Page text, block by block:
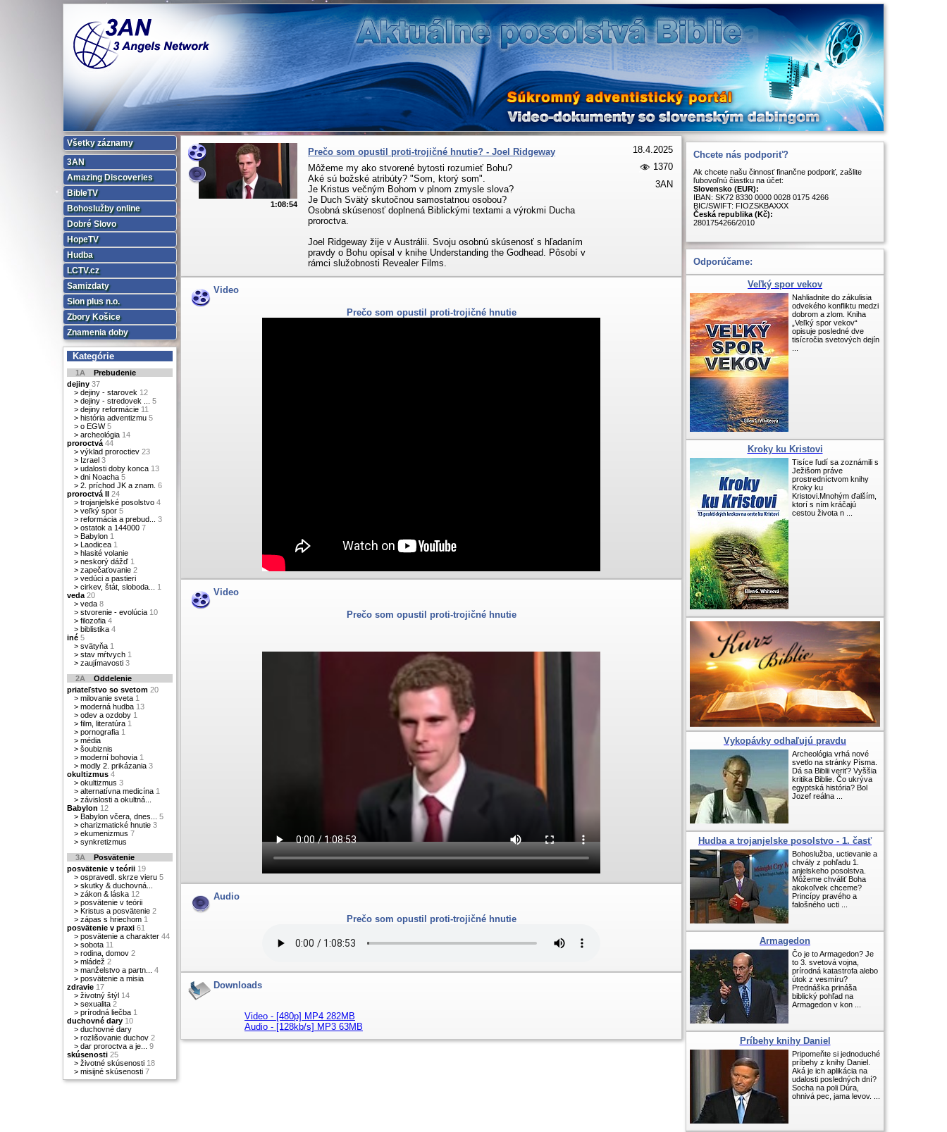
Všetky záznamy
3AN
Amazing Discoveries
BibleTV
Bohoslužby online
Dobré Slovo
HopeTV
Hudba
LCTV.cz
Samizdaty
Sion plus n.o.
Zbory Košice
Znamenia doby
Kategórie
1A Prebudenie
dejiny 37
> dejiny - starovek 12
> dejiny - stredovek ...
5
> dejiny reformácie 11
> história adventizmu 5
> o EGW 5
> archeológia 14
proroctvá 44
> výklad proroctiev 23
> Izrael 3
> udalosti doby konca 13
> dni Noacha 5
> 2. príchod JK a znam. 6
proroctvá II 24
> trojanjelské posolstvo 4
> veľký spor 5
> reformácia a prebud...
3
> ostatok a 144000 7
> Babylon 1
> Laodicea 1
> hlasité volanie
> neskorý dážď 1
> zapečaťovanie 2
> vedúci a pastieri
> cirkev, štát, sloboda...
1
veda 20
> veda 8
> stvorenie - evolúcia 10
> filozofia 4
> biblistika 4
iné 5
> svätyňa 1
> stav mŕtvych 1
> zaujímavosti 3
2A Oddelenie
priateľstvo so svetom 20
> milovanie sveta 1
> moderná hudba 13
> odev a ozdoby 1
> film, literatúra 1
> pornografia 1
> média
> šoubiznis
> moderní bohovia 1
> modly 2. prikázania 3
okultizmus 4
> okultizmus 3
> alternatívna medicína 1
> závislosti a okultná...
Babylon 12
> Babylon včera, dnes...
5
> charizmatické hnutie 3
> ekumenizmus 7
> synkretizmus
3A Posvätenie
posvätenie v teórii 19
> ospravedl. skrze vieru 5
> skutky & duchovná...
> zákon & láska 12
> posvätenie v teórii
> Kristus a posvätenie 2
> zápas s hriechom 1
posvätenie v praxi 61
> posvätenie a charakter 44
> sobota 11
> rodina, domov 2
> mládež 2
> manželstvo a partn...
4
> posvätenie a misia
zdravie 17
> životný štýl 14
> sexualita 2
> prírodná liečba 1
duchovné dary 10
> duchovné dary
> rozlišovanie duchov 2
> dar proroctva a je...
9
skúsenosti 25
> životné skúsenosti 18
> misijné skúsenosti 7
1:08:54
Prečo som opustil proti-trojičné hnutie? - Joel Ridgeway
Môžeme my ako stvorené bytosti rozumieť Bohu?
Aké sú božské atribúty? "Som, ktorý som".
Je Kristus večným Bohom v plnom zmysle slova?
Je Duch Svätý skutočnou samostatnou osobou?
Osobná skúsenosť doplnená Biblickými textami a výrokmi Ducha
proroctva.
Joel Ridgeway žije v Austrálii. Svoju osobnú skúsenosť s hľadaním
pravdy o Bohu opísal v knihe Understanding the Godhead. Pôsobí v
rámci služobnosti Revealer Films.
18.4.2025
1370
3AN
Video
Prečo som opustil proti-trojičné hnutie
Video
Prečo som opustil proti-trojičné hnutie
Audio
Prečo som opustil proti-trojičné hnutie
Downloads
Video - [480p] MP4 282MB
Audio - [128kb/s] MP3 63MB
Chcete nás podporiť?
Ak chcete našu činnosť finančne podporiť, zašlite
ľubovoľnú čiastku na účet:
Slovensko (EUR):
IBAN: SK72 8330 0000 0028 0175 4266
BIC/SWIFT: FIOZSKBAXXX
Česká republika (Kč):
2801754266/2010
Odporúčame:
Veľký spor vekov
Nahliadnite do zákulisia
odvekého konfliktu medzi
dobrom a zlom. Kniha
„Veľký spor vekov“
opisuje posledné dve
tisícročia svetových dejín
Kroky ku Kristovi
Tisíce ľudí sa zoznámili s
Ježišom práve
prostredníctvom knihy
Kroky ku
Kristovi.Mnohým ďalším,
ktorí s ním kráčajú
cestou života n ...
Vykopávky odhaľujú pravdu
Archeológia vrhá nové
svetlo na stránky Písma.
Dá sa Biblii veriť? Vyššia
kritika Biblie. Čo ukrýva
egyptská história? Bol
Jozef reálna ...
Hudba a trojanjelske posolstvo - 1. časť
Bohoslužba, uctievanie a
chvály z pohľadu 1.
anjelskeho posolstva.
Môžeme chváliť Boha
akokoľvek chceme?
Princípy pravého a
falošného ucti ...
Armagedon
Čo je to Armagedon? Je
to 3. svetová vojna,
prírodná katastrofa alebo
útok z vesmíru?
Prednáška prináša
biblický pohľad na
Armagedon v kon ...
Príbehy knihy Daniel
Pripomeňte si jednoduché
príbehy z knihy Daniel.
Aká je ich aplikácia na
udalosti posledných dní?
Socha na poli Dúra,
ohnivá pec, jama levov. ...